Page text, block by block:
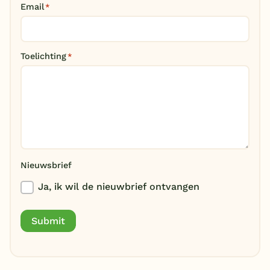
Email*
Toelichting*
Nieuwsbrief
Ja, ik wil de nieuwbrief ontvangen
Submit